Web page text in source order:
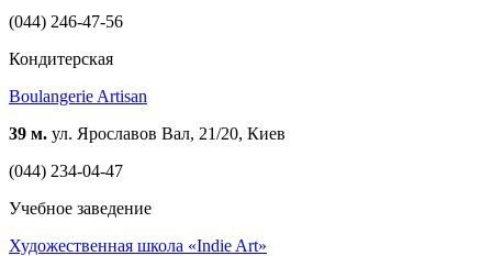
(044) 246-47-56
Кондитерская
Boulangerie Artisan
39 м. ул. Ярославов Вал, 21/20, Киев
(044) 234-04-47
Учебное заведение
Художественная школа «Indie Art»